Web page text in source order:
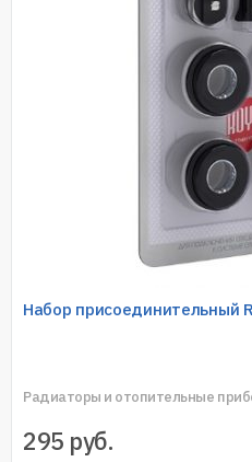
Набор присоединительный
Радиаторы и отопительные
295 руб.